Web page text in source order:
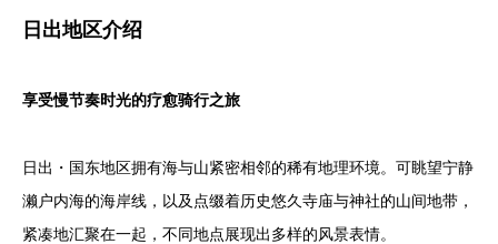
日出地区介绍
享受慢节奏时光的疗愈骑行之旅
日出・国东地区拥有海与山紧密相邻的稀有地理环境。可眺望宁静
濑户内海的海岸线，以及点缀着历史悠久寺庙与神社的山间地带，
紧凑地汇聚在一起，不同地点展现出多样的风景表情。